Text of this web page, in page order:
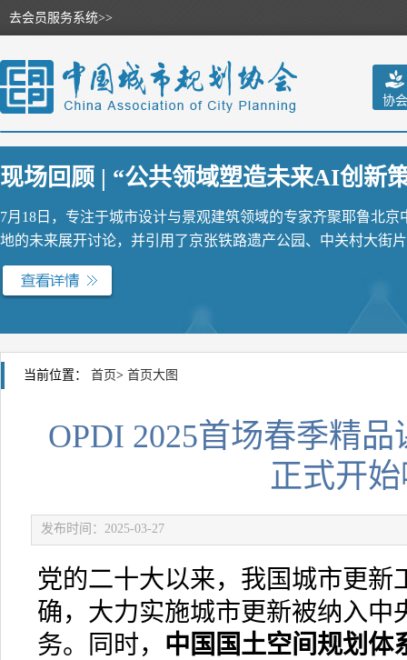
去会员服务系统>>
协会
现场回顾 | “公共领域塑造未来AI创新
7月18日，专注于城市设计与景观建筑领域的专家齐聚耶鲁北
地的未来展开讨论，并引用了京张铁路遗产公园、中关村大街
当前位置： 首页> 首页大图
OPDI 2025首场春季精
正式开
发布时间：2025-03-27
党的二十大以来，我国城市更新
确，大力实施城市更新被纳入中
务。同时， 中国国土空间规划体